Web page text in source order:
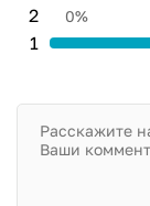
1
2 0%